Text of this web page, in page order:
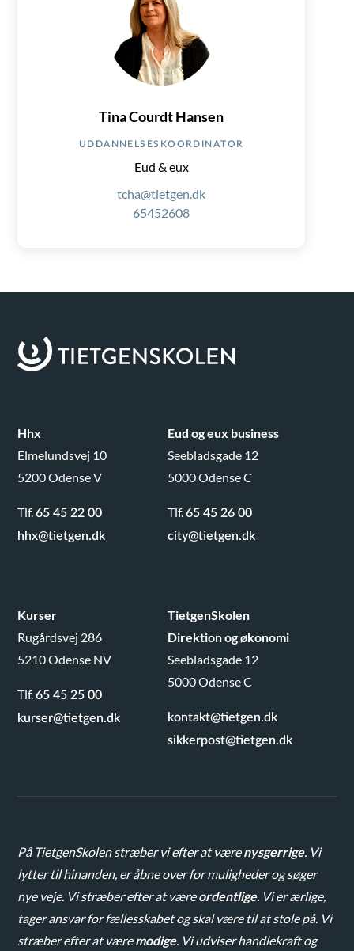
Tina Courdt Hansen
UDDANNELSESKOORDINATOR
Eud & eux
tcha@tietgen.dk
65452608
Hhx
Elmelundsvej 10
5200 Odense V
Tlf.65 45 22 00
hhx@tietgen.dk
Eud og eux business
Seebladsgade 12
5000 Odense C
Tlf.65 45 26 00
city@tietgen.dk
Kurser
Rugårdsvej 286
5210 Odense NV
Tlf.65 45 25 00
kurser@tietgen.dk
TietgenSkolen
Direktion og økonomi
Seebladsgade 12
5000 Odense C
kontakt@tietgen.dk
sikkerpost@tietgen.dk
På TietgenSkolen stræber vi efter at værenysgerrige. Vi
lytter til hinanden, er åbne over for muligheder og søger
nye veje. Vi stræber efter at væreordentlige. Vi er ærlige,
tager ansvar for fællesskabet og skal være til at stole på. Vi
stræber efter at væremodige. Vi udviser handlekraft og